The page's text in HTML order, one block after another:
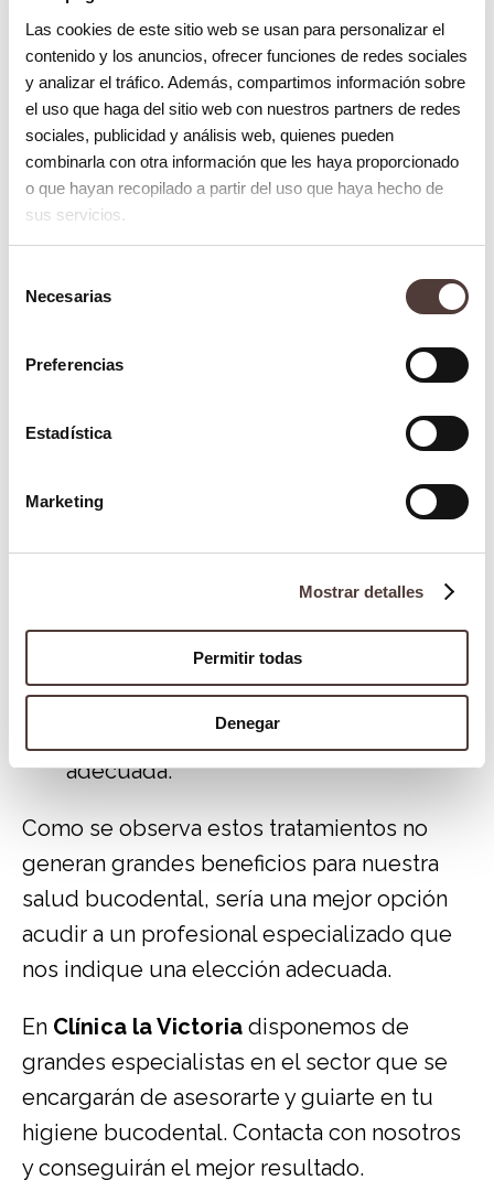
Las cookies de este sitio web se usan para personalizar el
contenido y los anuncios, ofrecer funciones de redes sociales
y analizar el tráfico. Además, compartimos información sobre
el uso que haga del sitio web con nuestros partners de redes
sociales, publicidad y análisis web, quienes pueden
combinarla con otra información que les haya proporcionado
o que hayan recopilado a partir del uso que haya hecho de
sus servicios.
Necesarias
Preferencias
Estadística
Marketing
Mostrar detalles
Permitir todas
Denegar
que no son aconsejables para su utilización:
Blanqueamiento Dental.
La realización de un blanqueamiento
dental de manera casera puede
provocar un desgaste para nuestro
esmalte, unido a la inflamación e
irritación de la mucosa. Causando un
aumento de la sensibilidad dental.
La creación de una pasta de dientes
casera mediante el agua oxigenada y el
dental junto a la irritación de las encías.
Utilización del agua oxigenada para
tratamiento de gingivitis y peritonitis.
Aunque puede ser un compuesto de
gran utilidad como tratamiento. Sería
una mejor opción acudir a un
profesional para poder llevar a cabo
estos tratamientos de una manera más
adecuada.
Como se observa estos tratamientos no
generan grandes beneficios para nuestra
salud bucodental, sería una mejor opción
acudir a un profesional especializado que
nos indique una elección adecuada.
En Clínica la Victoriadisponemos de
grandes especialistas en el sector que se
encargarán de asesorarte y guiarte en tu
higiene bucodental. Contacta con nosotros
y conseguirán el mejor resultado.